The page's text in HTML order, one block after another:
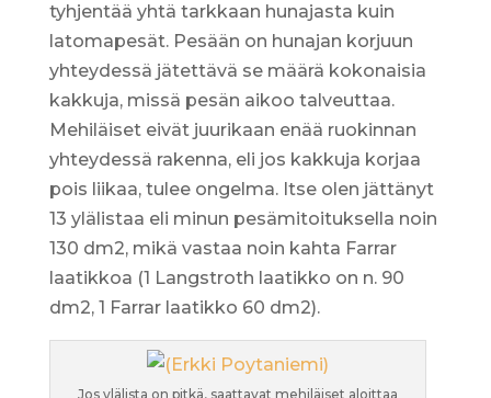
tyhjentää yhtä tarkkaan hunajasta kuin
latomapesät. Pesään on hunajan korjuun
yhteydessä jätettävä se määrä kokonaisia
kakkuja, missä pesän aikoo talveuttaa.
Mehiläiset eivät juurikaan enää ruokinnan
yhteydessä rakenna, eli jos kakkuja korjaa
pois liikaa, tulee ongelma. Itse olen jättänyt
13 ylälistaa eli minun pesämitoituksella noin
130 dm2, mikä vastaa noin kahta Farrar
laatikkoa (1 Langstroth laatikko on n. 90
dm2, 1 Farrar laatikko 60 dm2).
Jos ylälista on pitkä, saattavat mehiläiset aloittaa